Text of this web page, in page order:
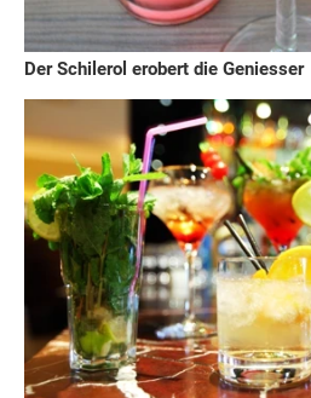
Der Schilerol erobert die Geniesser